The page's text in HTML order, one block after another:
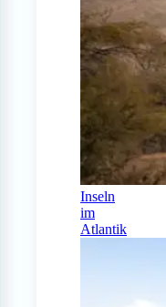
Inseln
im
Atlantik